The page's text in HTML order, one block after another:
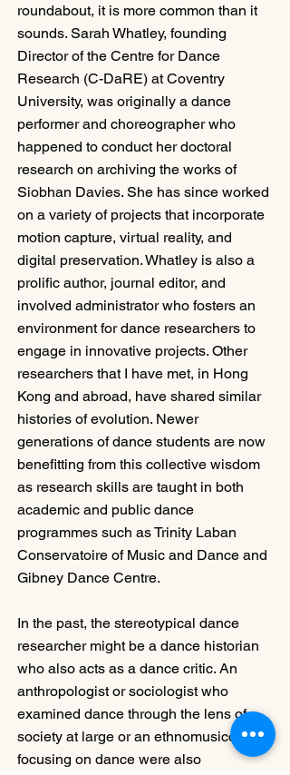
roundabout, it is more common than it
sounds. Sarah Whatley, founding
Director of the Centre for Dance
Research (C-DaRE) at Coventry
University, was originally a dance
performer and choreographer who
happened to conduct her doctoral
research on archiving the works of
Siobhan Davies. She has since worked
on a variety of projects that incorporate
motion capture, virtual reality, and
digital preservation. Whatley is also a
prolific author, journal editor, and
involved administrator who fosters an
environment for dance researchers to
engage in innovative projects. Other
researchers that I have met, in Hong
Kong and abroad, have shared similar
histories of evolution. Newer
generations of dance students are now
benefitting from this collective wisdom
as research skills are taught in both
academic and public dance
programmes such as Trinity Laban
Conservatoire of Music and Dance and
Gibney Dance Centre.
In the past, the stereotypical dance
researcher might be a dance historian
who also acts as a dance critic. An
anthropologist or sociologist who
examined dance through the lens of
society at large or an ethnomusicologist
focusing on dance were also